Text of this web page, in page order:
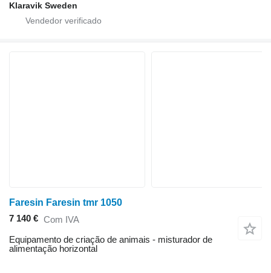
Klaravik Sweden
Faresin Faresin tmr 1050
7 140 € Com IVA
Equipamento de criação de animais - misturador de
alimentação horizontal